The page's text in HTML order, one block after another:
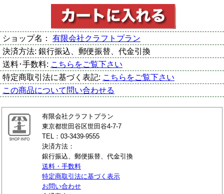
ショップ名： 有限会社クラフトプラン
決済方法: 銀行振込、郵便振替、代金引換
送料･手数料: こちらをご覧下さい
特定商取引法に基づく表記: こちらをご覧下さい
この商品について問い合わせる
有限会社クラフトプラン
東京都世田谷区世田谷4-7-7
TEL：03-3439-9555
決済方法：
銀行振込、郵便振替、代金引換
送料・手数料
特定商取引法に基づく表示
お問い合わせ